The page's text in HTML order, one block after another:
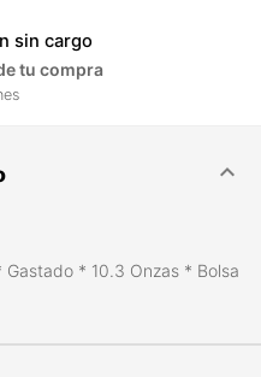
sin cargo
tu compra
* 10.3 Onzas * Bolsa